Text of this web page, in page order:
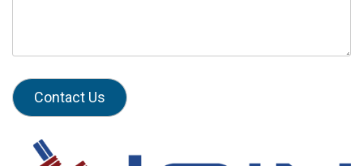
Contact Us